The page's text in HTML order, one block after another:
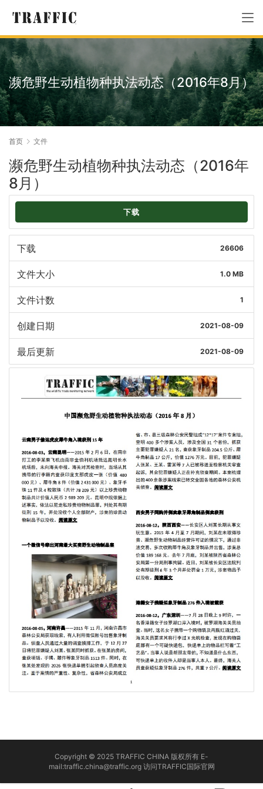
濒危野生动植物种执法动态（2016年8月）
首页 文件
濒危野生动植物种执法动态（2016年
8月）
下载
下载 26606
文件大小 1.0 MB
文件计数 1
创建日期 2021-08-09
最后更新 2021-08-09
Copyright © 2025 TRAFFIC CHINA 版权所有 E-
mail:traffic.china@traffic.org 访问TRAFFIC国际官网